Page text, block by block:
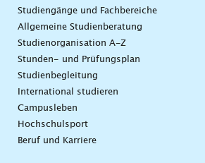
Studiengänge und Fachbereiche
Allgemeine Studienberatung
Studienorganisation A-Z
Stunden- und Prüfungsplan
Studienbegleitung
International studieren
Campusleben
Hochschulsport
Beruf und Karriere